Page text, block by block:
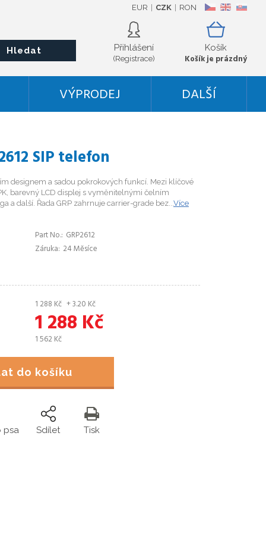
CZ EN SK
EUR CZK RON
Košík
Košík je prázdný
Přihlášení
(Registrace)
Hledat
VÝPRODEJ DALŠÍ
SIP telefon
designem a sadou pokrokových funkcí. Mezi klíčové
barevný LCD displej s vyměnitelnými čelním
a další. Řada GRP zahrnuje carrier-grade bez...Více
Part No. GRP2612
Záruka 24 Měsíce
1 288 Kč + 3.20 Kč
1 288 Kč
1 562Kč
do košíku
psa Sdílet Tisk